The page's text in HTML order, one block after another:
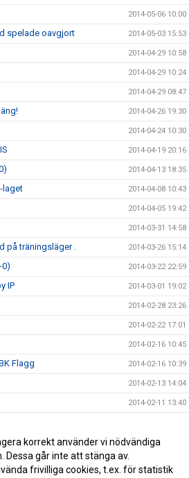
2014-05-06 10:00
spelade oavgjort 2014-05-03 15:53
2014-04-29 10:58
2014-04-29 10:24
2014-04-29 08:47
2014-04-26 19:30
2014-04-24 10:30
2014-04-19 20:16
2014-04-13 18:35
laget 2014-04-08 10:43
2014-04-05 19:42
2014-03-31 14:58
på träningsläger . 2014-03-26 15:14
0) 2014-03-22 22:59
IP 2014-03-01 19:02
2014-02-28 23:26
2014-02-22 17:01
2014-02-16 10:45
Flagg 2014-02-16 10:39
2014-02-13 14:04
2014-02-11 13:40
2014-02-04 12:39
2014-01-17 11:35
korrekt använder vi nödvändiga
går inte att stänga av.
frivilliga cookies, t.ex. för statistik